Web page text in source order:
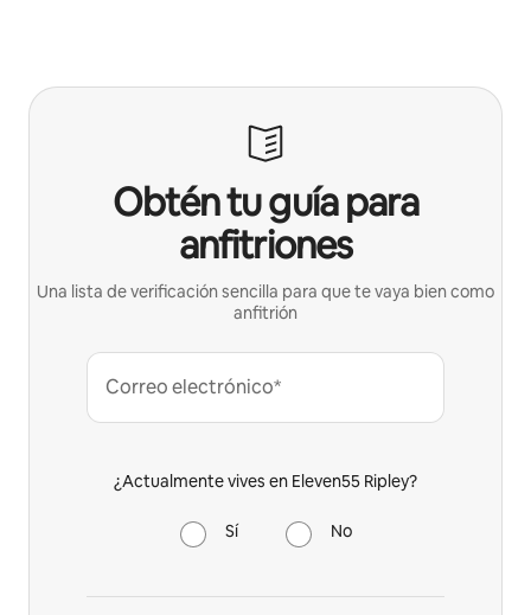
Obtén tu guía para
anfitriones
Una lista de verificación sencilla para que te vaya bien como
anfitrión
Correo electrónico*
¿Actualmente vives en Eleven55 Ripley?
Sí No